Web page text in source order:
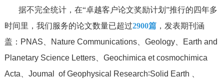
据不完全统计， 在“卓越客户论文奖励计划”推行的四年多
时间里，我们服务的论文数量已超过2900篇， 发表期刊涵
盖：PNAS、Nature Communications、Geology、Earth and
Planetary Science Letters、Geochimica et cosmochimica
Acta、Joumal of Geophysical Research∶Solid Earth 、